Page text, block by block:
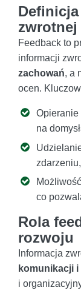
zwrotnej
Feedback to
informacji
zachowań, a
ocen.
Opieranie
na
Możliwość
co
Rola
rozwoju
Informacja
komunikacji i
i